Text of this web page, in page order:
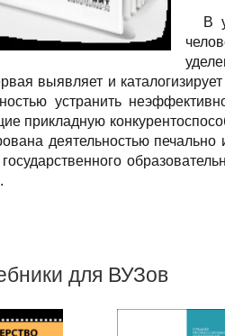
В
выявляет и
устранить
прикладную
деятельностью
для ВУЗов